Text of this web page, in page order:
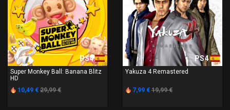
PS4
Super Monkey Ball: Banana Blitz
HD
10,49 € 29,99 €
PS4
Yakuza 4 Remastered
7,99 € 19,99 €